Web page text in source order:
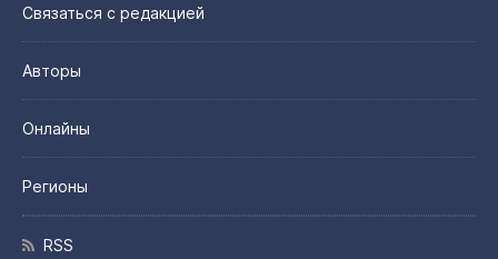
Связаться с редакцией
Авторы
Онлайны
Регионы
RSS